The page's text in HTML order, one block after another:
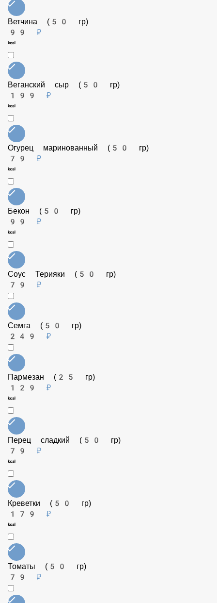
Ананас (50 гр)
79 ₽
Ветчина (50 гр)
79 ₽
Бекон (50 гр)
99 ₽
Соус Терияки (50 гр)
Семга (50 гр)
Пармезан (25 гр)
79 ₽